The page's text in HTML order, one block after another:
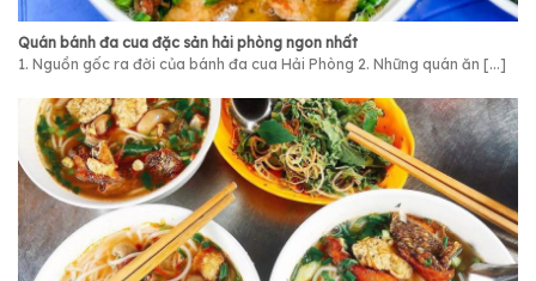
Quán bánh đa cua đặc sản hải phòng ngon nhất
1. Nguồn gốc ra đời của bánh đa cua Hải Phòng 2. Những quán ăn [...]